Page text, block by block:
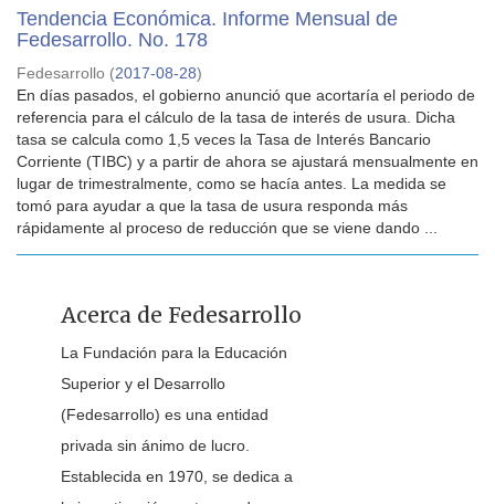
Tendencia Económica. Informe Mensual de
Fedesarrollo. No. 178
Fedesarrollo (2017-08-28)
En días pasados, el gobierno anunció que acortaría el periodo de
referencia para el cálculo de la tasa de interés de usura. Dicha
tasa se calcula como 1,5 veces la Tasa de Interés Bancario
Corriente (TIBC) y a partir de ahora se ajustará mensualmente en
lugar de trimestralmente, como se hacía antes. La medida se
tomó para ayudar a que la tasa de usura responda más
rápidamente al proceso de reducción que se viene dando ...
Acerca de Fedesarrollo
La Fundación para la Educación
Superior y el Desarrollo
(Fedesarrollo) es una entidad
privada sin ánimo de lucro.
Establecida en 1970, se dedica a